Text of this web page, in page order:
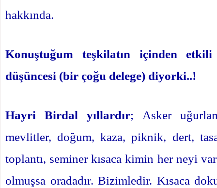
hakkında.
Konuştuğum teşkilatın içinden
düşüncesi (bir çoğu delege) diyorki..!
Hayri Birdal yıllardır; Asker
mevlitler, doğum, kaza, piknik, dert,
toplantı, seminer kısaca kimin her neyi
olmuşsa oradadır. Bizimledir. Kısaca